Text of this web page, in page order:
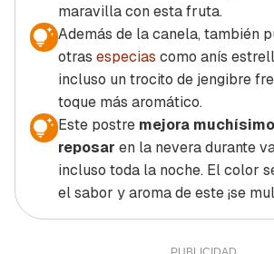
maravilla con esta fruta.
Además de la canela, también
otras especias como anís
incluso un trocito de jengibre
toque más aromático.
Este postre mejora
reposar en la nevera durante
incluso toda la noche. El color
el sabor y aroma de este ¡se